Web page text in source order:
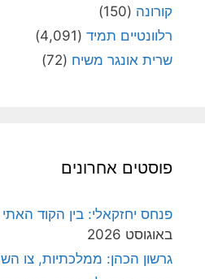
קורונה (150)
רלוונטיים תמיד (4,091)
שרית אונגר משיח (72)
פוסטים אחרונים
פנחס יחזקאלי: בין הקוד
באוגוסט 2026
גרשון הכהן: ממלכתיות, צו